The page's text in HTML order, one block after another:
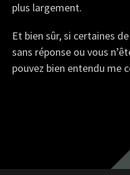
plus largement.
Et bien sûr, si certaines
sans réponse ou vous
pouvez bien entendu me